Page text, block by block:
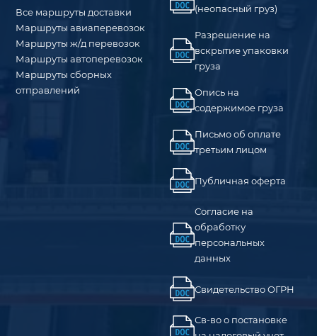
Все маршруты доставки
Маршруты авиаперевозок
Маршруты ж/д перевозок
Маршруты автоперевозок
Маршруты сборных
отправлений
(неопасный груз)
Разрешение на
вскрытие упаковки
груза
Опись на
содержимое груза
Письмо об оплате
третьим лицом
Публичная оферта
Согласие на
обработку
персональных
данных
Свидетельство ОГРН
Св-во о постановке